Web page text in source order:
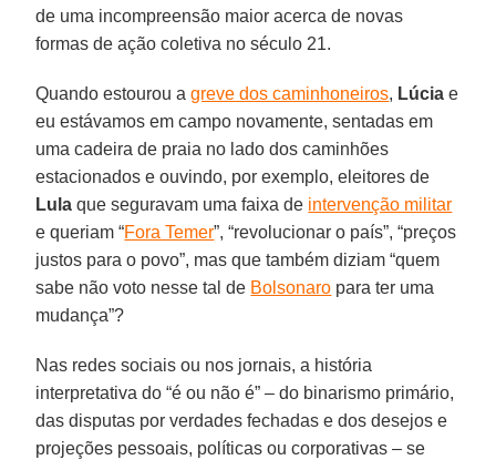
de uma incompreensão maior acerca de novas
formas de ação coletiva no século 21.
Quando estourou agreve dos caminhoneiros, Lúcia e
eu estávamos em campo novamente, sentadas em
uma cadeira de praia no lado dos caminhões
estacionados e ouvindo, por exemplo, eleitores de
Lula que seguravam uma faixa de intervenção militar
e queriam “Fora Temer”, “revolucionar o país”, “preços
justos para o povo”, mas que também diziam “quem
sabe não voto nesse tal de Bolsonaro para ter uma
mudança”?
Nas redes sociais ou nos jornais, a história
interpretativa do “é ou não é” – do binarismo primário,
das disputas por verdades fechadas e dos desejos e
projeções pessoais, políticas ou corporativas – se